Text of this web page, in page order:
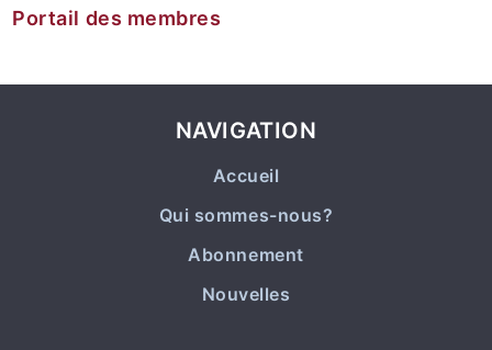
Portail des membres
NAVIGATION
Accueil
Qui sommes-nous?
Abonnement
Nouvelles